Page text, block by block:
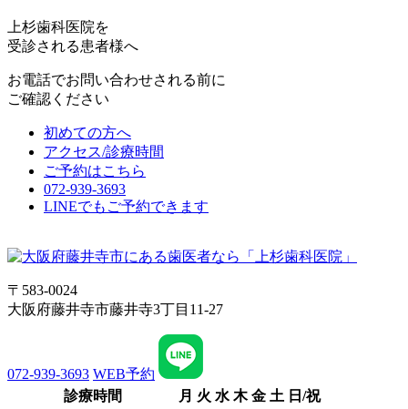
上杉歯科医院を
受診される患者様へ
お電話でお問い合わせされる前に
ご確認ください
初めての方へ
アクセス/診療時間
ご予約はこちら
072-939-3693
LINEでもご予約できます
〒583-0024
大阪府藤井寺市藤井寺3丁目11-27
072-939-3693 WEB予約
診療時間
月 火 水 木 金 土 日/祝